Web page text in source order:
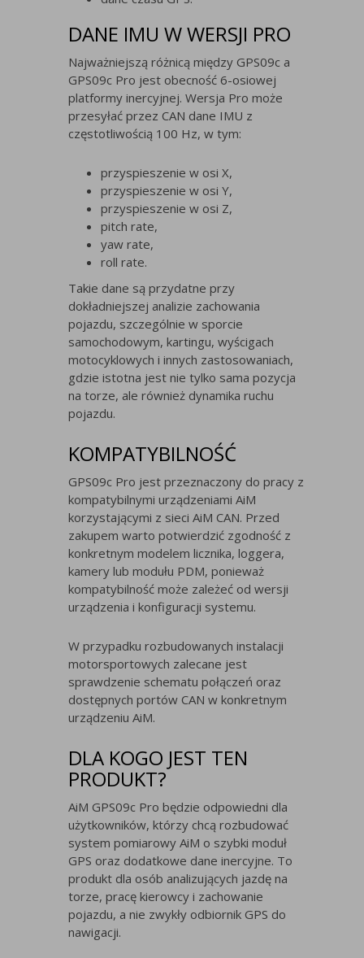
DANE IMU W WERSJI PRO
Najważniejszą różnicą między GPS09c a
GPS09c Pro jest obecność 6-osiowej
platformy inercyjnej. Wersja Pro może
przesyłać przez CAN dane IMU z
częstotliwością 100 Hz, w tym:
przyspieszenie w osi X,
przyspieszenie w osi Y,
przyspieszenie w osi Z,
pitch rate,
yaw rate,
roll rate.
Takie dane są przydatne przy
dokładniejszej analizie zachowania
pojazdu, szczególnie w sporcie
samochodowym, kartingu, wyścigach
motocyklowych i innych zastosowaniach,
gdzie istotna jest nie tylko sama pozycja
na torze, ale również dynamika ruchu
pojazdu.
KOMPATYBILNOŚĆ
GPS09c Pro jest przeznaczony do pracy z
kompatybilnymi urządzeniami AiM
korzystającymi z sieci AiM CAN. Przed
zakupem warto potwierdzić zgodność z
konkretnym modelem licznika, loggera,
kamery lub modułu PDM, ponieważ
kompatybilność może zależeć od wersji
urządzenia i konfiguracji systemu.
W przypadku rozbudowanych instalacji
motorsportowych zalecane jest
sprawdzenie schematu połączeń oraz
dostępnych portów CAN w konkretnym
urządzeniu AiM.
DLA KOGO JEST TEN
PRODUKT?
AiM GPS09c Pro będzie odpowiedni dla
użytkowników, którzy chcą rozbudować
system pomiarowy AiM o szybki moduł
GPS oraz dodatkowe dane inercyjne. To
produkt dla osób analizujących jazdę na
torze, pracę kierowcy i zachowanie
pojazdu, a nie zwykły odbiornik GPS do
nawigacji.